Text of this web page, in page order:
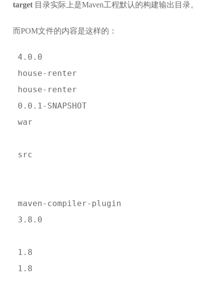
target 目录实际上是Maven工程默认的构建输出目录。
而POM文件的内容是这样的：
4.0.0
house-renter
house-renter
0.0.1-SNAPSHOT
war
src
maven-compiler-plugin
3.8.0
1.8
1.8